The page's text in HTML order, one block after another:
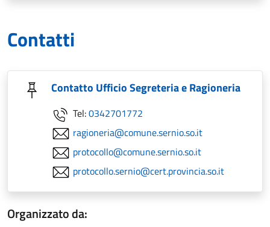
Contatti
Contatto Ufficio Segreteria e Ragioneria
Tel:0342701772
ragioneria@comune.sernio.so.it
protocollo@comune.sernio.so.it
protocollo.sernio@cert.provincia.so.it
Organizzato da: